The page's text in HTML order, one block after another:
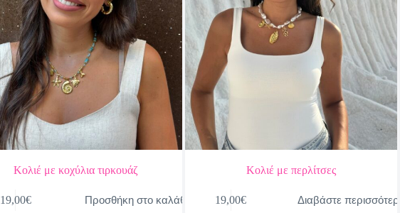
Κολιέ με κοχύλια τιρκουάζ
19,00€ Προσθήκη στο καλάθι
Κολιέ με περλίτσες
19,00€ Διαβάστε περισσότερα